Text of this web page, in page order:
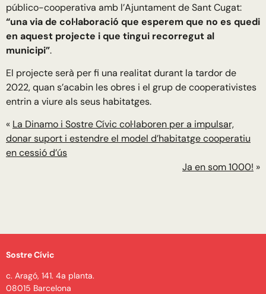
público-cooperativa amb l’Ajuntament de Sant Cugat:
“una via de col·laboració que esperem que no es quedi
en aquest projecte i que tingui recorregut al
municipi”.
El projecte serà per fi una realitat durant la tardor de
2022, quan s’acabin les obres i el grup de cooperativistes
entrin a viure als seus habitatges.
« La Dinamo i Sostre Cívic col·laboren per a impulsar,
donar suport i estendre el model d’habitatge cooperatiu
en cessió d’ús
Ja en som 1000! »
Sostre Cívic
c. Aragó, 141. 4a planta.
08015 Barcelona